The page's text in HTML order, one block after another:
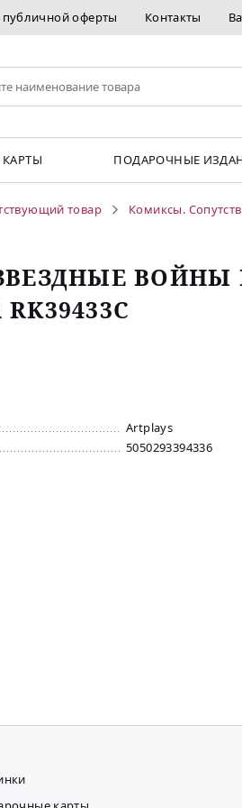
оферты Контакты
ПОДАРОЧНЫЕ
товар
Комиксы.
ВОЙНЫ
RK39433C
Artplays
5050293394336